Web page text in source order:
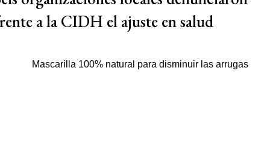
a la CIDH el ajuste en salud